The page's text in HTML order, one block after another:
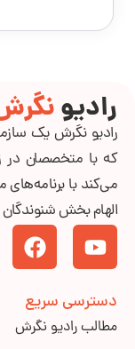
رادیو
رادیو نگرش یک
که با متخصصان در
می‌کند با
الهام بخش
دسترسی سریع
مطالب رادیو نگرش